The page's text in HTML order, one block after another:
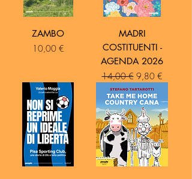
ZAMBO
Prezzo
10,00 €
MADRI
COSTITUENTI -
AGENDA 2026
Prezzo regolare
14,00 € Prezzo scontato
9,80 €